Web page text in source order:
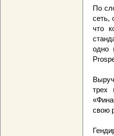
По
сеть,
что
одно
трех
свою